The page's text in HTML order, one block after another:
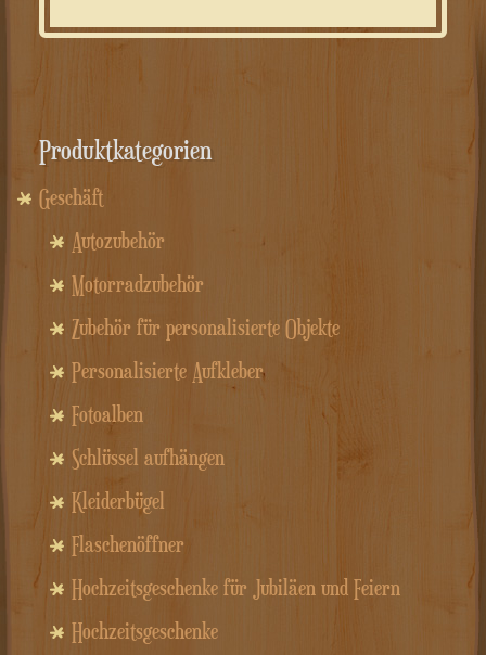
Produktkategorien
Geschäft
Autozubehör
Motorradzubehör
Zubehör für personalisierte Objekte
Personalisierte Aufkleber
Fotoalben
Schlüssel aufhängen
Kleiderbügel
Flaschenöffner
Hochzeitsgeschenke für Jubiläen und Feiern
Hochzeitsgeschenke